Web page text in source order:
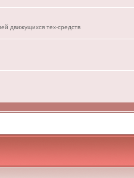
движущихся тех-средств